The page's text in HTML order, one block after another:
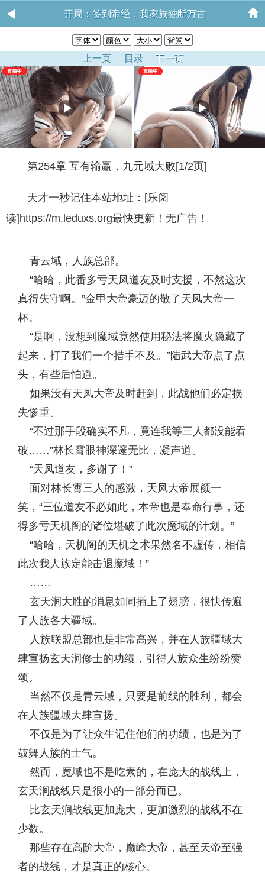
开局：签到帝经，我家族独断万古
上一页 目录 下一页
第254章 互有输赢，九元域大败[1/2页]
天才一秒记住本站地址：[乐阅
读]https://m.leduxs.org最快更新！无广告！
青云域，人族总部。
“哈哈，此番多亏天凤道友及时支援，不然这次
真得失守啊。”金甲大帝豪迈的敬了天凤大帝一
杯。
“是啊，没想到魔域竟然使用秘法将魔火隐藏了
起来，打了我们一个措手不及。”陆武大帝点了点
头，有些后怕道。
如果没有天凤大帝及时赶到，此战他们必定损
失惨重。
“不过那手段确实不凡，竟连我等三人都没能看
破……”林长霄眼神深邃无比，凝声道。
“天凤道友，多谢了！”
面对林长霄三人的感激，天凤大帝展颜一
笑，“三位道友不必如此，本帝也是奉命行事，还
得多亏天机阁的诸位堪破了此次魔域的计划。”
“哈哈，天机阁的天机之术果然名不虚传，相信
此次我人族定能击退魔域！”
……
玄天涧大胜的消息如同插上了翅膀，很快传遍
了人族各大疆域。
人族联盟总部也是非常高兴，并在人族疆域大
肆宣扬玄天涧修士的功绩，引得人族众生纷纷赞
颂。
当然不仅是青云域，只要是前线的胜利，都会
在人族疆域大肆宣扬。
不仅是为了让众生记住他们的功绩，也是为了
鼓舞人族的士气。
然而，魔域也不是吃素的，在庞大的战线上，
玄天涧战线只是很小的一部分而已。
比玄天涧战线更加庞大，更加激烈的战线不在
少数。
那些存在高阶大帝，巅峰大帝，甚至天帝至强
者的战线，才是真正的核心。